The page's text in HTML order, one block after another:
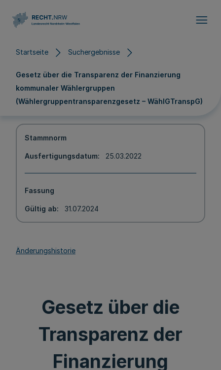
Startseite Suchergebnisse
Gesetz über die Transparenz der Finanzierung
kommunaler Wählergruppen
(Wählergruppentransparenzgesetz – WählGTranspG)
Stammnorm
Ausfertigungsdatum 25.03.2022
Fassung
Gültig ab 31.07.2024
Änderungshistorie
Gesetz über die
Transparenz der
Finanzierung